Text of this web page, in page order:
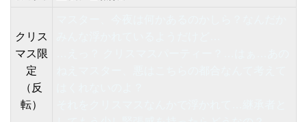
クリス
マス限
定
（反
転）